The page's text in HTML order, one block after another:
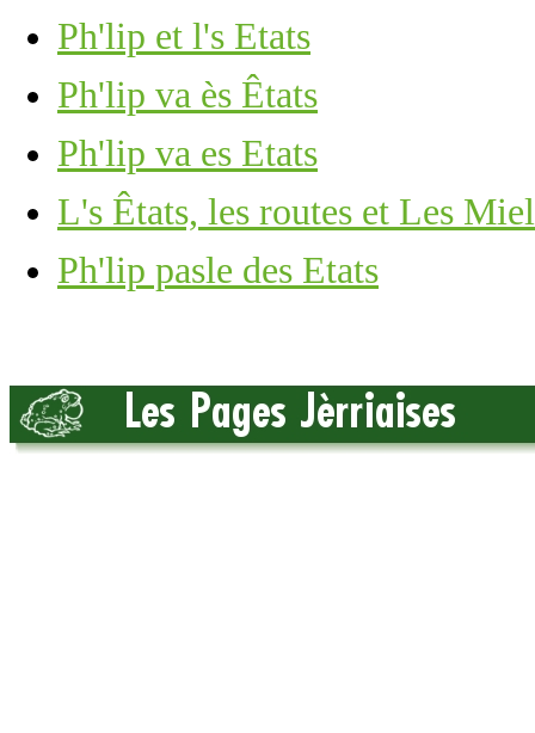
Ph'lip et l's Etats
Ph'lip va ès Êtats
Ph'lip va es Etats
L's Êtats, les routes et Les
Ph'lip pasle des Etats